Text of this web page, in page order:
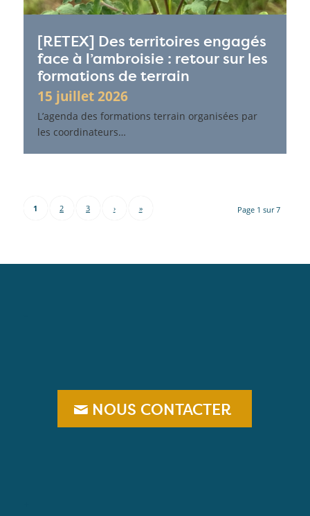
[RETEX] Des territoires engagés
face à l’ambroisie : retour sur les
formations de terrain
15 juillet 2026
L’agenda des formations terrain organisées par
les coordinateurs…
Page 1 sur 7
1 2 3 › »
NOUS CONTACTER